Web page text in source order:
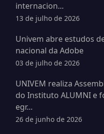
internacion...
13 de julho de 2026
Univem abre estudos
nacional da Adobe
03 de julho de 2026
UNIVEM realiza
do Instituto ALUMNI e
egr...
26 de junho de 2026